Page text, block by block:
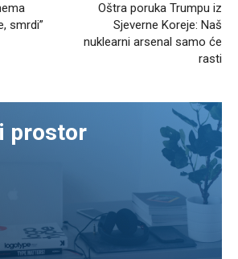
smrdi”
Oštra poruka Trumpu iz
Sjeverne Koreje: Naš
nuklearni arsenal samo će
rasti
prostor